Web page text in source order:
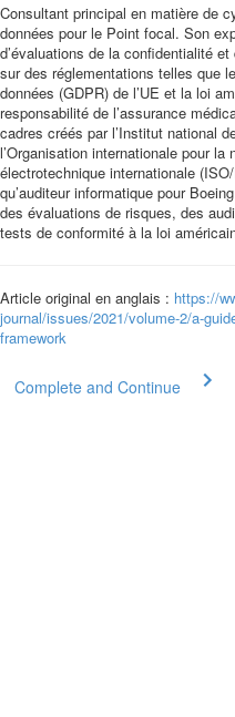
Consultant principal en matière de
données pour le Point focal. Son
d’évaluations de la confidentialité
sur des réglementations telles que
données (GDPR) de l’UE et la loi
responsabilité de l’assurance
cadres créés par l’Institut national
l’Organisation internationale pour
électrotechnique internationale
qu’auditeur informatique pour
des évaluations de risques, des
tests de conformité à la loi
Article original en anglais : https://
journal/issues/2021/volume-2/a-
framework
Complete and Continue